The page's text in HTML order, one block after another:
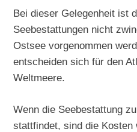
Bei dieser Gelegenheit ist
Seebestattungen nicht
Ostsee vorgenommen
entscheiden sich für den
Weltmeere.
Wenn die Seebestattung
stattfindet, sind die Kosten